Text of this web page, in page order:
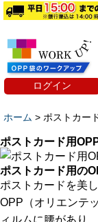
ログイン
ホーム > ポストカー
ポストカード用
ポストカード用の
ポストカードを美
OPP（オリエンテ
ィルムに腰があり